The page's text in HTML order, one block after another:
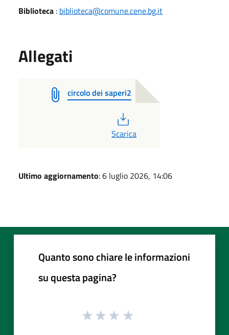
Biblioteca : biblioteca@comune.cene.bg.it
Allegati
circolo dei saperi2
Scarica
Ultimo aggiornamento: 6 luglio 2026, 14:06
Quanto sono chiare le informazioni
su questa pagina?